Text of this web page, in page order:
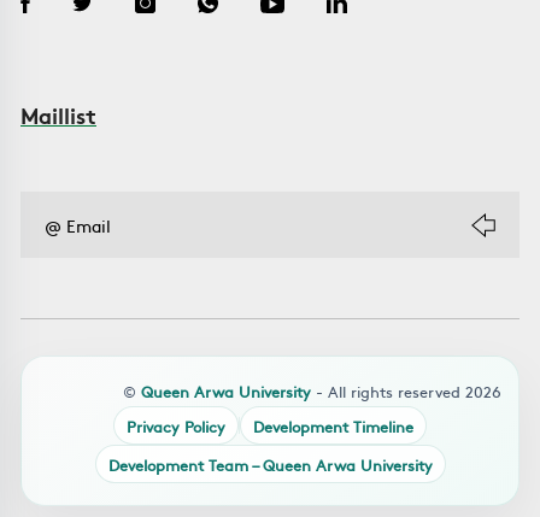
Maillist
© Queen Arwa University - All rights reserved 2026
Privacy Policy
Development Timeline
Development Team – Queen Arwa University